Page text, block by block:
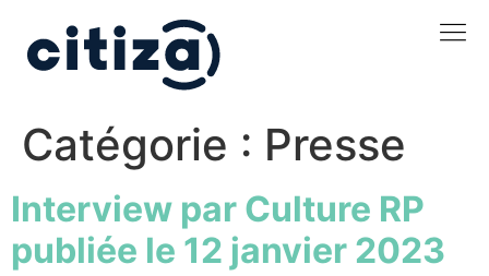
Catégorie : Presse
Interview par Culture RP
publiée le 12 janvier 2023